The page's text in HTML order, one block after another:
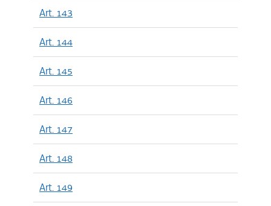
Art. 143
Art. 144
Art. 145
Art. 146
Art. 147
Art. 148
Art. 149